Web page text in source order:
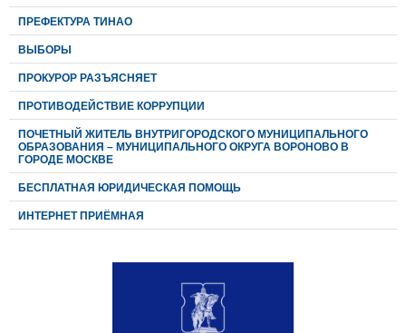
ПРЕФЕКТУРА ТИНАО
ВЫБОРЫ
ПРОКУРОР РАЗЪЯСНЯЕТ
ПРОТИВОДЕЙСТВИЕ КОРРУПЦИИ
ПОЧЕТНЫЙ ЖИТЕЛЬ ВНУТРИГОРОДСКОГО МУНИЦИПАЛЬНОГО
ОБРАЗОВАНИЯ – МУНИЦИПАЛЬНОГО ОКРУГА ВОРОНОВО В
ГОРОДЕ МОСКВЕ
БЕСПЛАТНАЯ ЮРИДИЧЕСКАЯ ПОМОЩЬ
ИНТЕРНЕТ ПРИЁМНАЯ